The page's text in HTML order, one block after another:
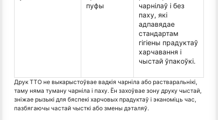
пуфы
чарнілаў і без
паху, які
адпавядае
стандартам
гігіены прадуктаў
харчавання і
чыстай ўпакоўкі.
Друк TTO не выкарыстоўвае вадкія чарніла або растваральнікі,
таму няма туману чарніла і паху. Ён захоўвае зону друку чыстай,
зніжае рызыкі для бяспекі харчовых прадуктаў і эканоміць час,
пазбягаючы частай чысткі або змены дэталяў.